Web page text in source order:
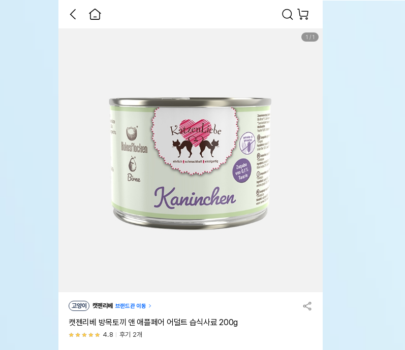
1 / 1
고양이 캣젠리베 브랜드관 이동
캣젠리베 방목토끼 앤 애플페어 어덜트 습식사료 200g
4.8 후기 2개